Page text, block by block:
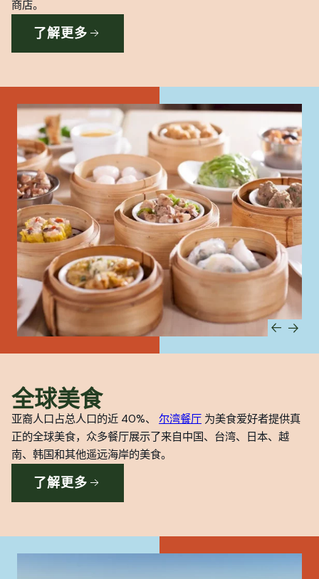
商店。
了解更多
全球美食
亚裔人口占总人口的近 40%、 尔湾餐厅 为美食爱好者提供真
正的全球美食，众多餐厅展示了来自中国、台湾、日本、越
南、韩国和其他遥远海岸的美食。
了解更多